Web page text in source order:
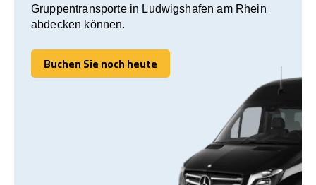
Gruppentransporte in Ludwigshafen am Rhein
abdecken können.
Buchen Sie noch heute
Buchen Sie noch heute